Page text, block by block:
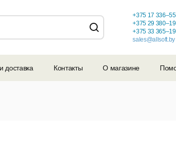
+375 17
+375 29
+375 33
sales@allsoft.by
доставка Контакты О магазине